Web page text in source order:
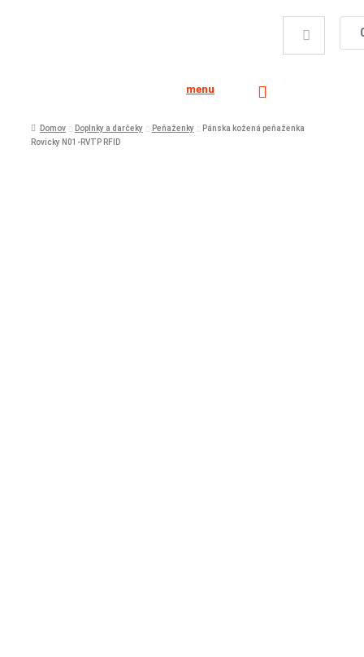
menu
Domov Doplnky a darčeky Peňaženky
Pánska kožená peňaženka
Rovicky N01-RVTP RFID